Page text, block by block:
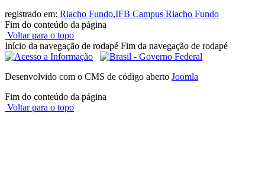
registrado em: Riacho Fundo,IFB Campus Riacho Fundo
Fim do conteúdo da página
Voltar para o topo
Início da navegação de rodapé Fim da navegação de rodapé
Desenvolvido com o CMS de código aberto Joomla
Fim do conteúdo da página
Voltar para o topo